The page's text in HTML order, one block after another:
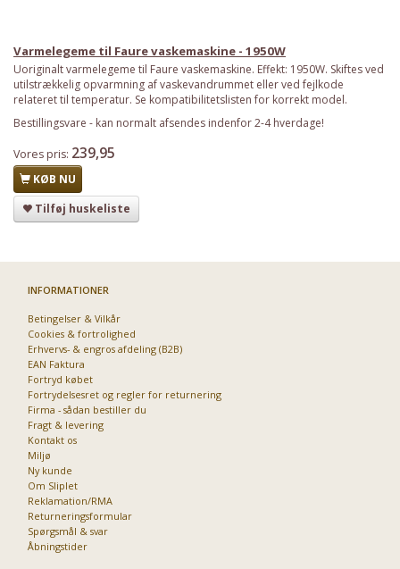
Varmelegeme til Faure vaskemaskine - 1950W
Uoriginalt varmelegeme til Faure vaskemaskine. Effekt: 1950W. Skiftes ved
utilstrækkelig opvarmning af vaskevandrummet eller ved fejlkode
relateret til temperatur. Se kompatibilitetslisten for korrekt model.
Bestillingsvare - kan normalt afsendes indenfor 2-4 hverdage!
Vores pris: 239,95
KØB NU
Tilføj huskeliste
INFORMATIONER
Betingelser & Vilkår
Cookies & fortrolighed
Erhvervs- & engros afdeling (B2B)
EAN Faktura
Fortryd købet
Fortrydelsesret og regler for returnering
Firma - sådan bestiller du
Fragt & levering
Kontakt os
Miljø
Ny kunde
Om Sliplet
Reklamation/RMA
Returneringsformular
Spørgsmål & svar
Åbningstider